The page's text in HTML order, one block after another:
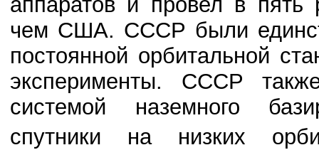
чем США. СССР были
постоянной орбитальной
эксперименты. СССР
системой наземного
спутники на низких